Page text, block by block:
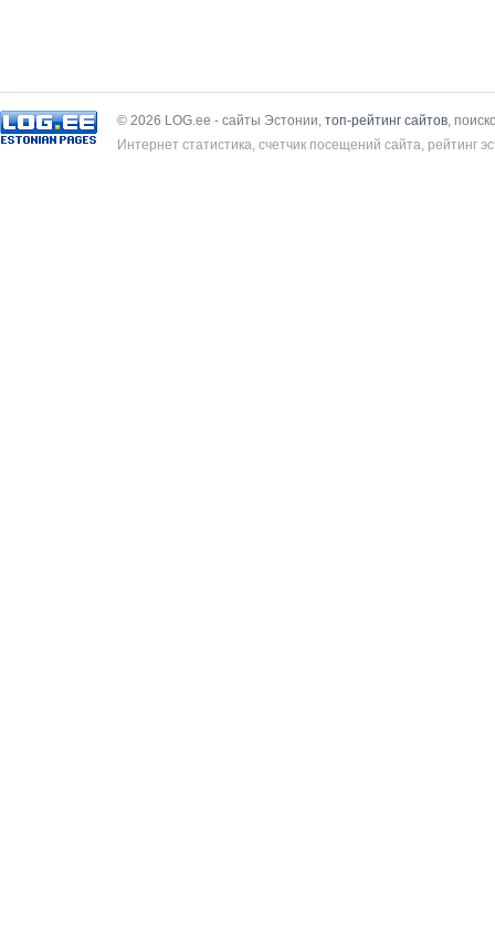
© 2026 LOG.ee - сайты Эстонии, топ-рейтинг сайтов ,
Интернет статистика, счетчик посещений сайта, рейтинг